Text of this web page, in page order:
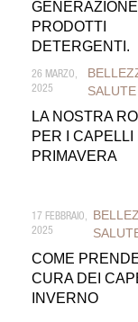
GENERAZIONE
PRODOTTI
DETERGENTI.
26 MARZO,
2025
SALUTE
LA NOSTRA
PER I CAPELLI
PRIMAVERA
17 FEBBRAIO,
2025
COME
CURA DEI
INVERNO